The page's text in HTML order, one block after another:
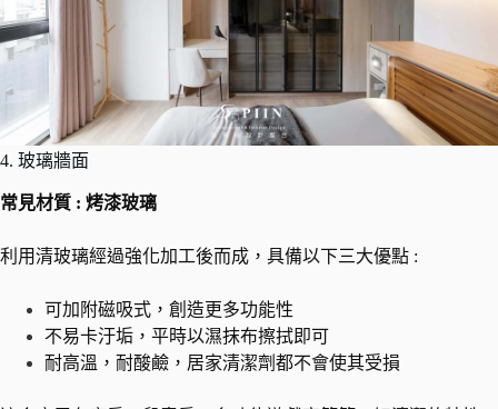
4. 玻璃牆面
常見材質 : 烤漆玻璃
利用清玻璃經過強化加工後而成，具備以下三大優點 :
可加附磁吸式，創造更多功能性
不易卡汙垢，平時以濕抹布擦拭即可
耐高溫，耐酸鹼，居家清潔劑都不會使其受損